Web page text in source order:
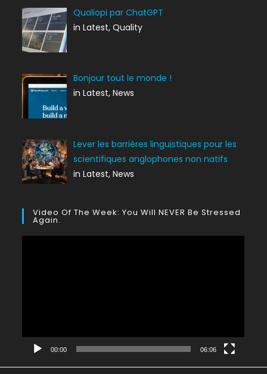
Qualiopi par ChatGPT
in Latest, Quality
Bonjour tout le monde !
in Latest, News
Lever les barrières linguistiques pour les
scientifiques anglophones non natifs
in Latest, News
Video Of The Week: You Will NEVER Be Stressed
Again.
00:00 06:06